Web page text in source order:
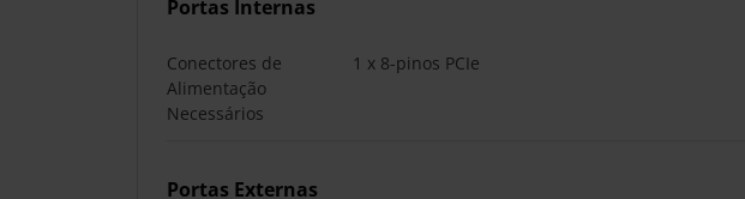
Portas Internas
Conectores de
Alimentação
Necessários
1 x 8-pinos PCIe
Portas Externas